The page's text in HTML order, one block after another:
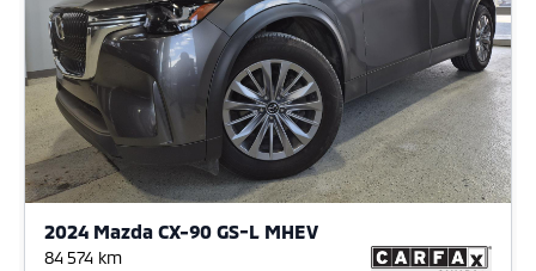
2024 Mazda CX-90 GS-L MHEV
84 574 km